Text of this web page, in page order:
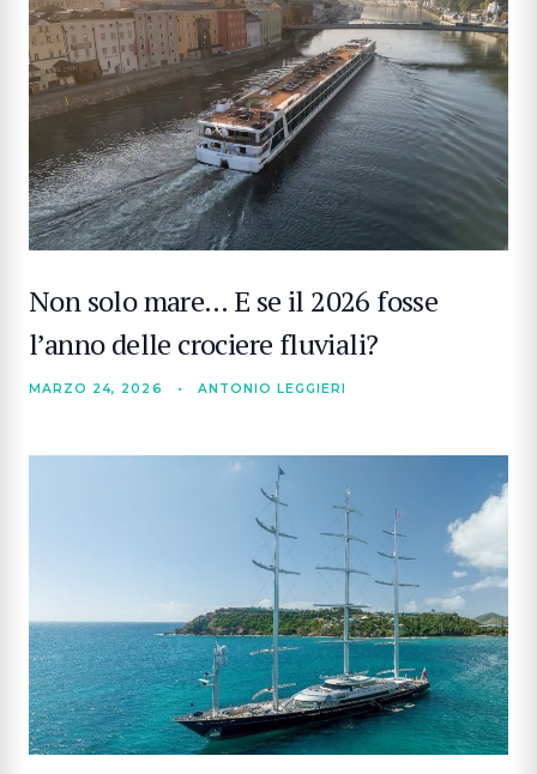
Non solo mare… E se il 2026 fosse
l’anno delle crociere fluviali?
MARZO 24, 2026 • ANTONIO LEGGIERI